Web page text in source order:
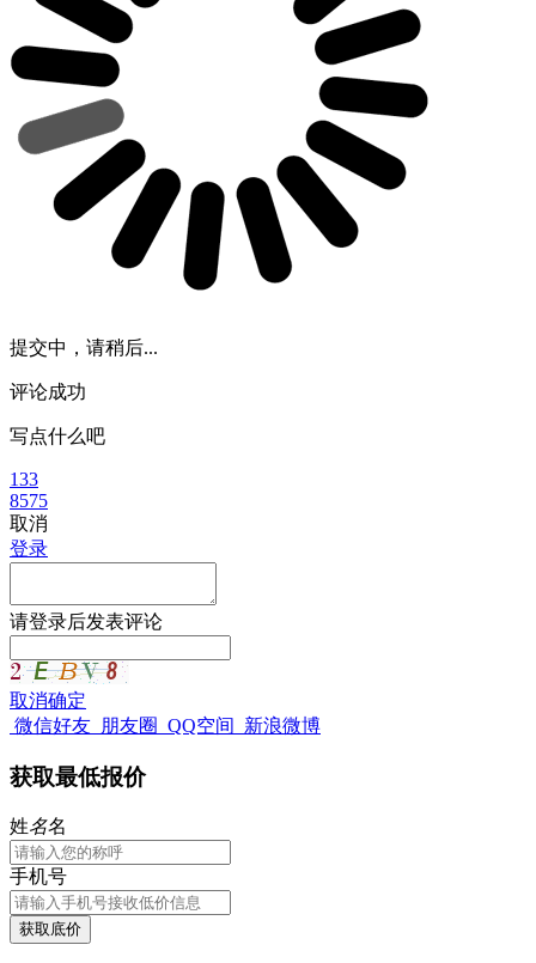
提交中，请稍后...
评论成功
写点什么吧
133
8575
取消
登录
请登录后发表评论
取消确定
微信好友 朋友圈 QQ空间 新浪微博
获取最低报价
姓名名
手机号
获取底价